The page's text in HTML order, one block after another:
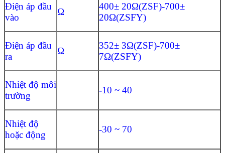
Điện áp đầu
vào
Ω
400± 20Ω(ZSF)-700±
20Ω(ZSFY)
Điện áp đầu
ra
Ω
352± 3Ω(ZSF)-700±
7Ω(ZSFY)
Nhiệt độ môi
trường
-10 ~ 40
Nhiệt độ
hoặc động
-30 ~ 70